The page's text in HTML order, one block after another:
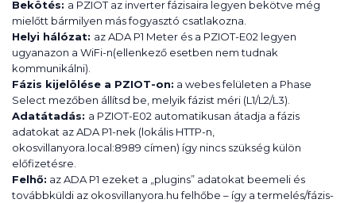
Bekötés: a PZIOT az inverter fázisaira legyen bekötve még
mielőtt bármilyen más fogyasztó csatlakozna.
Helyi hálózat: az ADA P1 Meter és a PZIOT-E02 legyen
ugyanazon a WiFi-n(ellenkező esetben nem tudnak
kommunikálni).
Fázis kijelölése a PZIOT-on: a webes felületen a Phase
Select mezőben állítsd be, melyik fázist méri (L1/L2/L3).
Adatátadás: a PZIOT-E02 automatikusan átadja a fázis
adatokat az ADA P1-nek (lokális HTTP-n,
okosvillanyora.local:8989 címen) így nincs szükség külön
előfizetésre.
Felhő: az ADA P1 ezeket a „plugins” adatokat beemeli és
továbbküldi az okosvillanyora.hu felhőbe – így a termelés/fázis-